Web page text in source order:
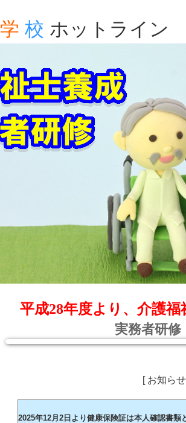
学 校 ホットライン
平成28年度より、介護
実務者研
[ お知
2025年12月2日より健康保険証は本人確認書類